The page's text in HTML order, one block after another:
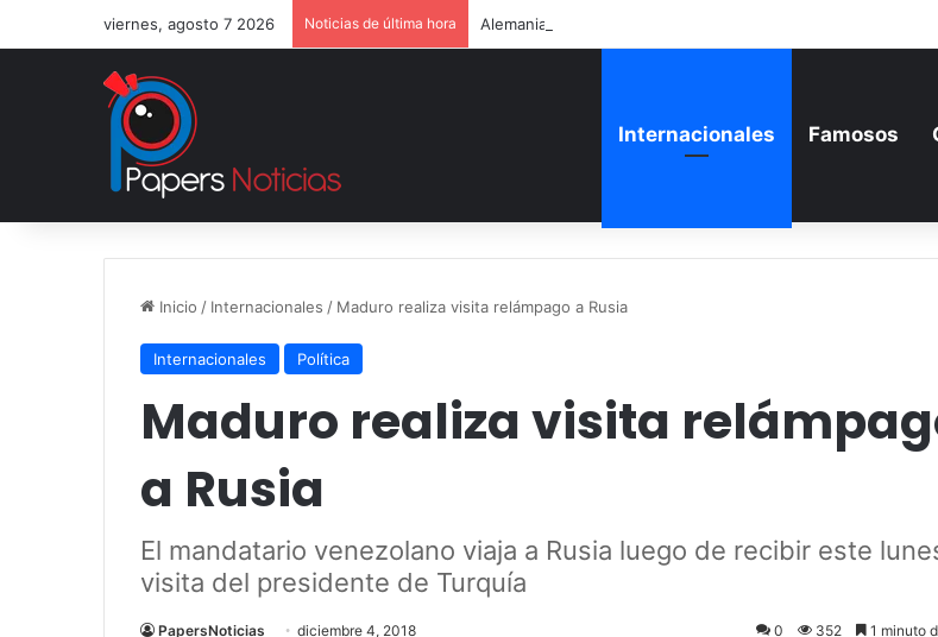
viernes, agosto 7 2026 Noticias de última hora Alemania aumenta su gasto militar y busca consolidarse
Internacionales Famosos
Inicio / Internacionales / Maduro realiza visita relámpago a Rusia
Internacionales Política
Maduro realiza visita
a Rusia
El mandatario venezolano viaja a Rusia luego de recibir este
visita del presidente de Turquía
PapersNoticias diciembre 4, 2018 0 352 1 minuto